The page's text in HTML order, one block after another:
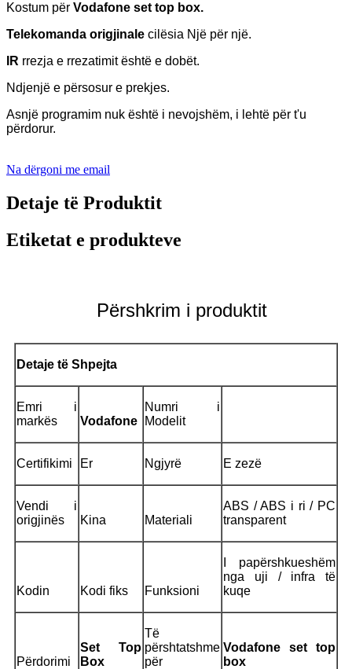
Kostum për Vodafone set top box.
Telekomanda origjinale cilësia Një për një.
IR rrezja e rrezatimit është e dobët.
Ndjenjë e përsosur e prekjes.
Asnjë programim nuk është i nevojshëm, i lehtë për t'u
përdorur.
Na dërgoni me email
Detaje të Produktit
Etiketat e produkteve
Përshkrim i produktit
Detaje të Shpejta
Emri i
markës
Vodafone
Numri i
Modelit
Certifikimi Er Ngjyrë E zezë
Vendi i
origjinës
Kina Materiali
ABS / ABS i ri / PC
transparent
Kodin Kodi fiks Funksioni
I papërshkueshëm
nga uji / infra të
kuqe
Përdorimi
Set Top
Box
Të
përshtatshme
për
Vodafone set top
box